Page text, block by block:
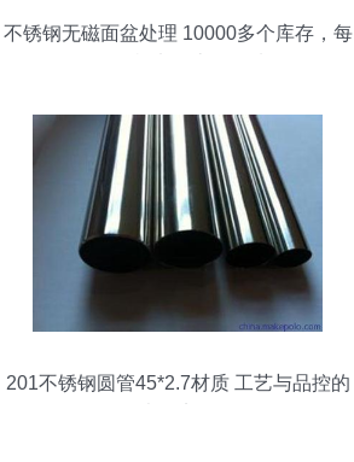
不锈钢无磁面盆处理 10000多个库存，每
201不锈钢圆管45*2.7材质 工艺与品控的